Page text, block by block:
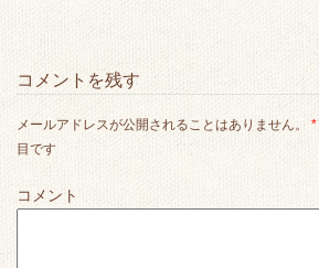
コメントを残す
メールアドレスが公開されることはありません。 *
目です
コメント